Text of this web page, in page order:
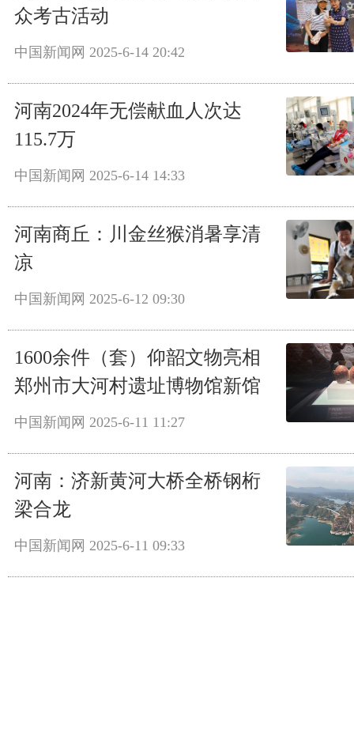
众考古活动
中国新闻网 2025-6-14 20:42
河南2024年无偿献血人次达
115.7万
中国新闻网 2025-6-14 14:33
河南商丘：川金丝猴消暑享清
凉
中国新闻网 2025-6-12 09:30
1600余件（套）仰韶文物亮相
郑州市大河村遗址博物馆新馆
中国新闻网 2025-6-11 11:27
河南：济新黄河大桥全桥钢桁
梁合龙
中国新闻网 2025-6-11 09:33